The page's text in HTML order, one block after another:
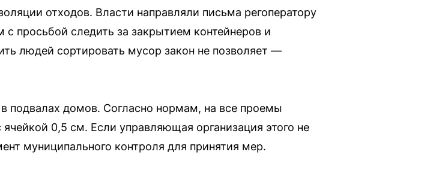
отходов. Власти направляли письма регоператору
просьбой следить за закрытием контейнеров и
людей сортировать мусор закон не позволяет —
домов. Согласно нормам, на все проемы
0,5 см. Если управляющая организация этого не
муниципального контроля для принятия мер.